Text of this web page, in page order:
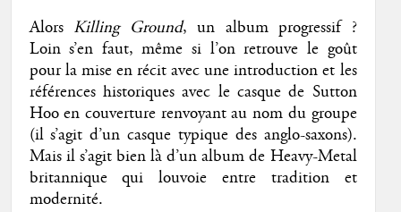
Alors Killing Ground, un album progressif ?
Loin s’en faut, même si l’on retrouve le goût
pour la mise en récit avec une introduction et les
références historiques avec le casque de Sutton
Hoo en couverture renvoyant au nom du groupe
(il s’agit d’un casque typique des anglo-saxons).
Mais il s’agit bien là d’un album de Heavy-Metal
britannique qui louvoie entre tradition et
modernité.